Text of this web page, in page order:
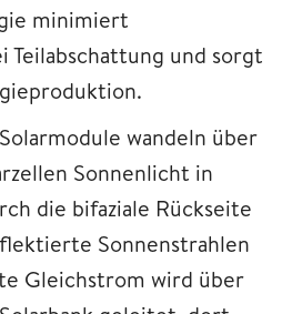
minimiert
Teilabschattung und sorgt
wandeln über
Sonnenlicht in
die bifaziale Rückseite
Sonnenstrahlen
Gleichstrom wird über